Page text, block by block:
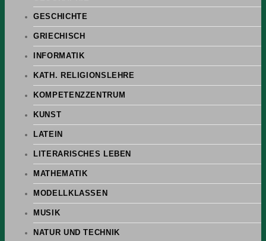
GESCHICHTE
GRIECHISCH
INFORMATIK
KATH. RELIGIONSLEHRE
KOMPETENZZENTRUM
KUNST
LATEIN
LITERARISCHES LEBEN
MATHEMATIK
MODELLKLASSEN
MUSIK
NATUR UND TECHNIK